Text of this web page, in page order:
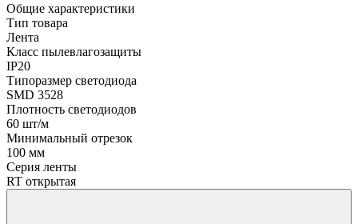
Общие характеристики
Тип товара
Лента
Класс пылевлагозащиты
IP20
Типоразмер светодиода
SMD 3528
Плотность светодиодов
60 шт/м
Минимальный отрезок
100 мм
Серия ленты
RT открытая